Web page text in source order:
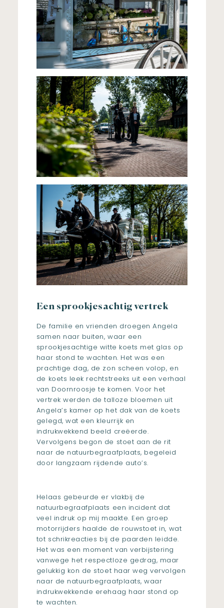
Een sprookjesachtig vertrek
De familie en vrienden droegen Angela
samen naar buiten, waar een
sprookjesachtige witte koets met glas op
haar stond te wachten. Het was een
prachtige dag, de zon scheen volop, en
de koets leek rechtstreeks uit een verhaal
van Doornroosje te komen. Voor het
vertrek werden de talloze bloemen uit
Angela’s kamer op het dak van de koets
gelegd, wat een kleurrijk en
indrukwekkend beeld creëerde.
Vervolgens begon de stoet aan de rit
naar de natuurbegraafplaats, begeleid
door langzaam rijdende auto’s.
Helaas gebeurde er vlakbij de
natuurbegraafplaats een incident dat
veel indruk op mij maakte. Een groep
motorrijders haalde de rouwstoet in, wat
tot schrikreacties bij de paarden leidde.
Het was een moment van verbijstering
vanwege het respectloze gedrag, maar
gelukkig kon de stoet haar weg vervolgen
naar de natuurbegraafplaats, waar
indrukwekkende erehaag haar stond op
te wachten.